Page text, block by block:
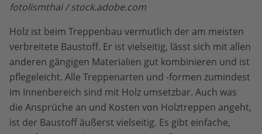
fotolismthai / stock.adobe.com
Holz ist beim Treppenbau vermutlich der am meisten
verbreitete Baustoff. Er ist vielseitig, lässt sich mit allen
anderen gängigen Materialien gut kombinieren und ist
pflegeleicht. Alle Treppenarten und -formen zumindest
im Innenbereich sind mit Holz umsetzbar. Auch was
die Ansprüche an und Kosten von Holztreppen angeht,
ist der Baustoff äußerst vielseitig. Es gibt einfache,